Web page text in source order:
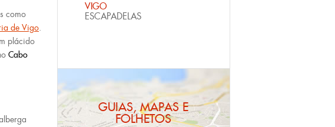
como
de Vigo.
plácido
Cabo
VIGO
ESCAPADELAS
GUIAS, MAPAS E
FOLHETOS